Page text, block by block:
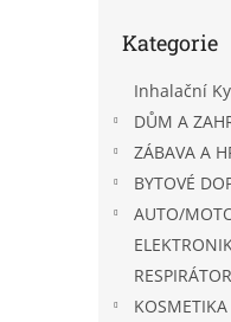
kategorie
Kategorie
Inhalační
DŮM A
ZÁBAVA A
BYTOVÉ
AUTO/